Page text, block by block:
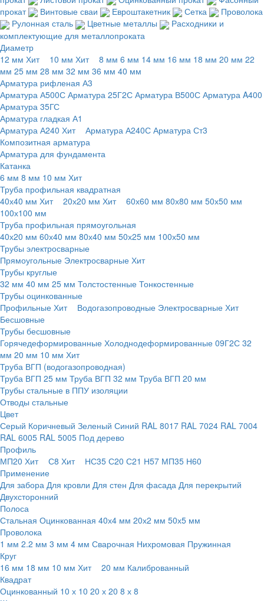
прокат
Винтовые сваи Евроштакетник Сетка
Проволока
Рулонная сталь
Цветные металлы
Расходники и
комплектующие для металлопроката
Диаметр
12 мм Хит 10 мм Хит 8 мм 6 мм 14 мм 16 мм 18 мм 20 мм 22
мм 25 мм 28 мм 32 мм 36 мм 40 мм
Арматура рифленая А3
Арматура А500С Арматура 25Г2С Арматура В500С Арматура A400
Арматура 35ГС
Арматура гладкая А1
Арматура А240 Хит Арматура А240С Арматура Ст3
Композитная арматура
Арматура для фундамента
Катанка
6 мм 8 мм 10 мм Хит
Труба профильная квадратная
40х40 мм Хит 20х20 мм Хит 60х60 мм 80х80 мм 50х50 мм
100х100 мм
Труба профильная прямоугольная
40х20 мм 60х40 мм 80х40 мм 50х25 мм 100х50 мм
Трубы электросварные
Прямоугольные Электросварные Хит
Трубы круглые
32 мм 40 мм 25 мм Толстостенные Тонкостенные
Трубы оцинкованные
Профильные Хит Водогазопроводные Электросварные Хит
Бесшовные
Трубы бесшовные
Горячедеформированные Холоднодеформированные 09Г2С 32
мм 20 мм 10 мм Хит
Труба ВГП (водогазопроводная)
Труба ВГП 25 мм Труба ВГП 32 мм Труба ВГП 20 мм
Трубы стальные в ППУ изоляции
Отводы стальные
Цвет
Серый Коричневый Зеленый Синий RAL 8017 RAL 7024 RAL 7004
RAL 6005 RAL 5005 Под дерево
Профиль
МП20 Хит С8 Хит НС35 С20 С21 Н57 МП35 Н60
Применение
Для забора Для кровли Для стен Для фасада Для перекрытий
Двухсторонний
Полоса
Стальная Оцинкованная 40х4 мм 20х2 мм 50х5 мм
Проволока
1 мм 2.2 мм 3 мм 4 мм Сварочная Нихромовая Пружинная
Круг
16 мм 18 мм 10 мм Хит 20 мм Калиброванный
Квадрат
Оцинкованный 10 х 10 20 х 20 8 х 8